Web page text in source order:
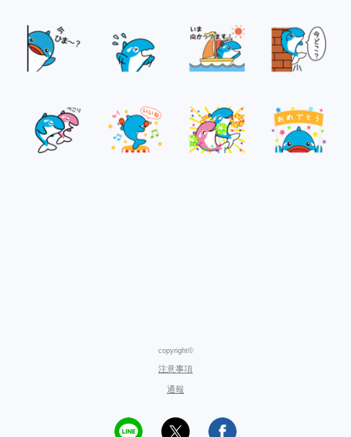
copyright©
注意事項
通報